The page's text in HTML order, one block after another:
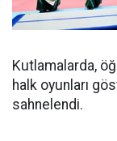
Kutlamalarda,
halk oyunları
sahnelendi.